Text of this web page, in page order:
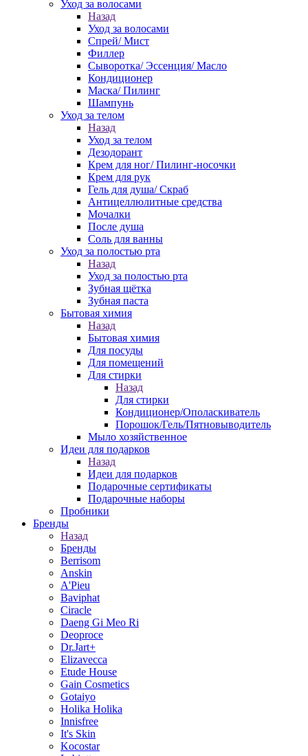
Уход за волосами
Назад
Уход за волосами
Спрей/ Мист
Филлер
Сыворотка/ Эссенция/ Масло
Кондиционер
Маска/ Пилинг
Шампунь
Уход за телом
Назад
Уход за телом
Дезодорант
Крем для ног/ Пилинг-носочки
Крем для рук
Гель для душа/ Скраб
Антицеллюлитные средства
Мочалки
После душа
Соль для ванны
Уход за полостью рта
Назад
Уход за полостью рта
Зубная щётка
Зубная паста
Бытовая химия
Назад
Бытовая химия
Для посуды
Для помещений
Для стирки
Назад
Для стирки
Кондиционер/Ополаскиватель
Порошок/Гель/Пятновыводитель
Мыло хозяйственное
Идеи для подарков
Назад
Идеи для подарков
Подарочные сертификаты
Подарочные наборы
Пробники
Бренды
Назад
Бренды
Berrisom
Anskin
A'Pieu
Baviphat
Ciracle
Daeng Gi Meo Ri
Deoproce
Dr.Jart+
Elizavecca
Etude House
Gain Cosmetics
Gotaiyo
Holika Holika
Innisfree
It's Skin
Kocostar